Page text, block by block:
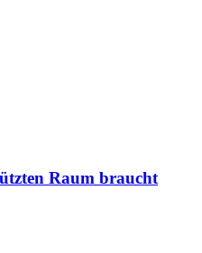
Raum braucht